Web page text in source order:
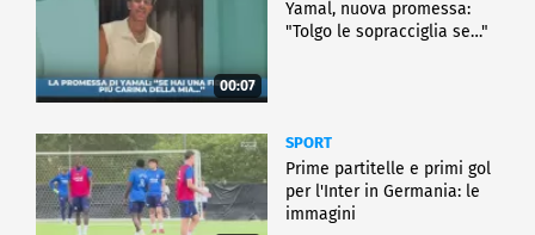
00:07
Yamal, nuova promessa:
"Tolgo le sopracciglia se…"
SPORT
Prime partitelle e primi gol
per l'Inter in Germania: le
immagini